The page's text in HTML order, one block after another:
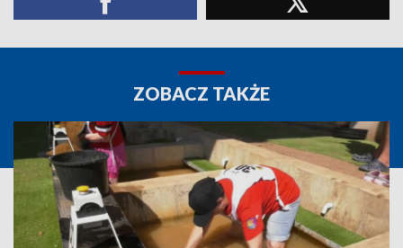
ZOBACZ TAKŻE